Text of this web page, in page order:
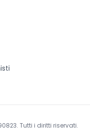
Tutti i diritti riservati.